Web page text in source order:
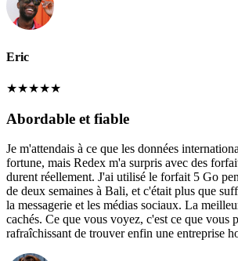
Eric
★★★★★
Abordable et fiable
Je m'attendais à ce que les données
fortune, mais Redex m'a surpris avec des
durent réellement. J'ai utilisé le forfait 5 Go
de deux semaines à Bali, et c'était plus que
la messagerie et les médias sociaux. La
cachés. Ce que vous voyez, c'est ce que vous
rafraîchissant de trouver enfin une entreprise